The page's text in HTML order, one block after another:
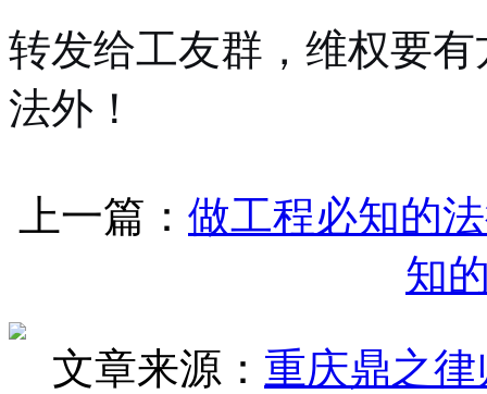
转发给工友群，维权要
法外！
上一篇： 做工程必知的
知
文章来源： 重庆鼎之